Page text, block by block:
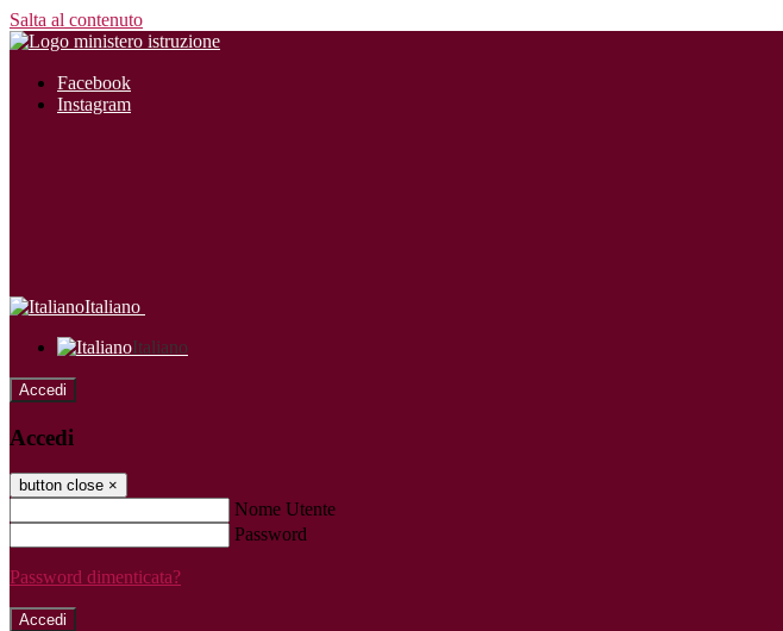
Salta al contenuto
Facebook
Instagram
Italiano
Italiano
Accedi
Accedi
button close ×
Nome Utente
Password
Password dimenticata?